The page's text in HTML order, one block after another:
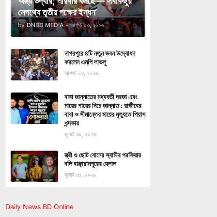
নেপথ্যে তৃতীয় পক্ষের ইন্ধন’
by DNBD MEDIA - আগস্ট ০৩, ২০২৬
নাগরপুরে ৪টি নতুন ভবন উদ্বোধন
করলেন এমপি লাভলু
আগস্ট ০৩, ২০২৬
বাবা জান্নাতের মধ্যবর্তী দরজা এবং
মায়ের পায়ের নিচে জান্নাত : রাজীবের
বাবা ও সীমান্তের মায়ের মৃত্যুতে পিয়াস
খন্দকার
জুলাই ৩০, ২০২৬
স্ত্রী ও ছোট বোনের স্বামীর পরকিয়ার
বলি বাঞ্ছারামপুরের হেলাল
জুলাই ৩১, ২০২৬
Daily News BD Online